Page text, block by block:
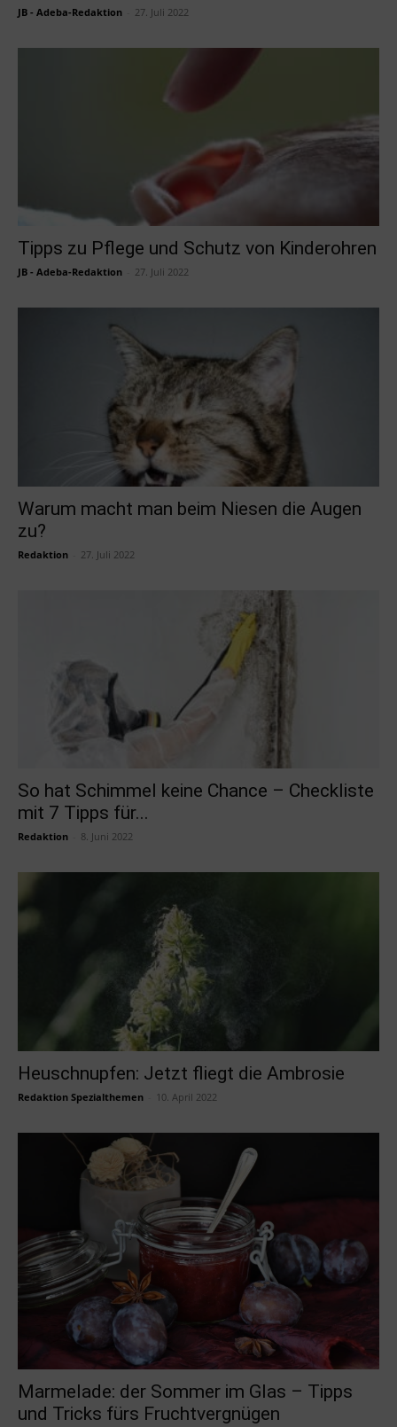
JB - Adeba-Redaktion 27. Juli 2022
Tipps zu Pflege und Schutz von Kinderohren
JB - Adeba-Redaktion 27. Juli 2022
Warum macht man beim Niesen die Augen
zu?
Redaktion 27. Juli 2022
So hat Schimmel keine Chance – Checkliste
mit 7 Tipps für...
Redaktion 8. Juni 2022
Heuschnupfen: Jetzt fliegt die Ambrosie
Redaktion Spezialthemen 10. April 2022
Marmelade: der Sommer im Glas – Tipps
und Tricks fürs Fruchtvergnügen